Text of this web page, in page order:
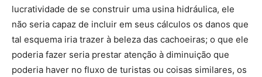
lucratividade de se construir uma usina hidráulica, ele
não seria capaz de incluir em seus cálculos os danos que
tal esquema iria trazer à beleza das cachoeiras; o que ele
poderia fazer seria prestar atenção à diminuição que
poderia haver no fluxo de turistas ou coisas similares, os